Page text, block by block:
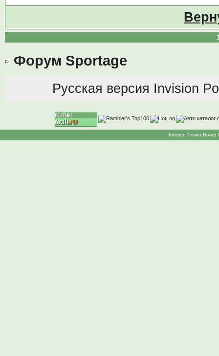
Форум Sportage
Русская версия Invision
Invision Power